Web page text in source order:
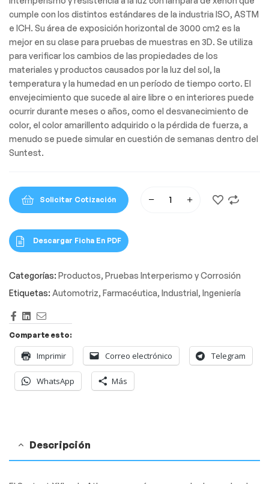
cumple con los distintos estándares de la industria ISO, ASTM
e ICH. Su área de exposición horizontal de 3000 cm2 es la
mejor en su clase para pruebas de muestras en 3D. Se utiliza
para verificar los cambios de las propiedades de los
materiales y productos causados por la luz del sol, la
temperatura y la humedad en un período de tiempo corto. El
envejecimiento que sucede al aire libre o en interiores puede
ocurrir durante meses o años, como el desvanecimiento de
color, el color amarillento adquirido o la pérdida de fuerza, a
menudo se puede simular en cuestión de semanas dentro del
Suntest.
Solicitar Cotización
Descargar Ficha En PDF
Categorías: Productos, Pruebas Interperismo y Corrosión
Etiquetas: Automotriz, Farmacéutica, Industrial, Ingeniería
Facebook
LinkedIn
Electrónico
Comparte esto:
Imprimir Correo electrónico Telegram
WhatsApp Más
Descripción